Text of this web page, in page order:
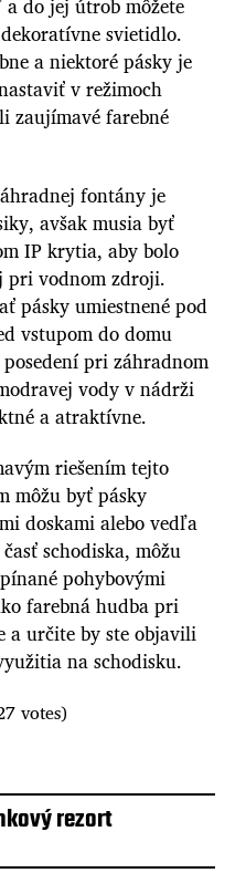
svietidlo.
a niektoré pásky je
v režimoch
zaujímavé farebné
fontány je
avšak musia byť
IP krytia, aby bolo
pri vodnom zdroji.
pásky umiestnené pod
vstupom do domu
pri záhradnom
vody v nádrži
a atraktívne.
riešením tejto
môžu byť pásky
doskami alebo vedľa
schodiska, môžu
pohybovými
farebná hudba pri
a určite by ste objavili
na schodisku.
votes)
rezort